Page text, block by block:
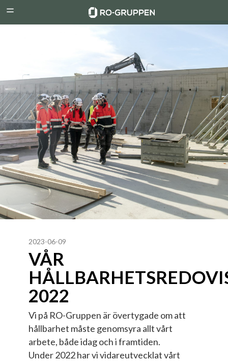
Menu
Gruppen
2023-06-09
VÅR
2022
Vi på RO-Gruppen är övertygade om att
hållbarhet måste genomsyra allt vårt
arbete, både idag och i framtiden.
Under 2022 har vi vidareutvecklat vårt